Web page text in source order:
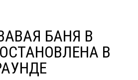
БАНЯ В
В